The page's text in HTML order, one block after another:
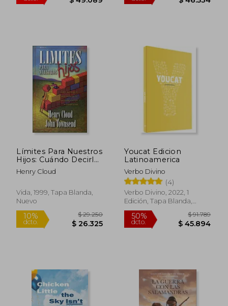
40% $ 81.816 50%
Límites Para Nuestros
Hijos: Cuándo Decirles
que 'sí', Cuando
Decirles que 'no', Para
Hijos a Controlar su
Vida
Henry Cloud
Vida, 1999, Tapa Blanda,
Nuevo
Youcat Edicion
Latinoamerica
Verbo Divino
(4)
Verbo Divino, 2022, 1
Edición, Tapa Blanda,
Nuevo